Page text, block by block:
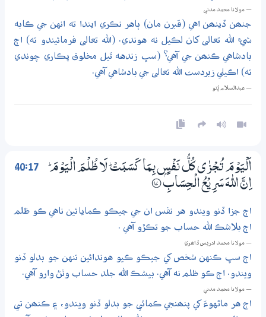
— مولانا محمد مدني
جنھن ڏينھن اهي (قبرن مان) ٻاهر نڪري ايندا ته انهن جي ڪابه
شيءِ الله تعالى کان لڪيل نه هوندي. (الله تعالى فرمائيندو ته) اڄ
بادشاهي ڪنھن جي آهي؟ (سڀ زندهه ٿيل مخلوق پڪاري چوندي
ته) اڪيلي زبردست الله تعالى جي بادشاهي آهي.
— عبدالسلام ڀُٽو
40:17
اَلْيَوْمَ تُـجْزٰى كُلُّ نَفْسٍۢ بِـمَا كَسَبَتْ ۭ لَا ظُلْمَ الْيَوْمَ ۭ
اِنَّ اللّٰهَ سَرِيْعُ الْـحِسَابِ
؀17
اڄ جزا ڏنو ويندو هر نفس ان جي جيڪو ڪمايائين ناهي ڪو ظلم
اڄ بلاشڪ الله حساب جو تڪڙو آهي .
— مولانا محمد ادريس ڏاھري
اڄ سڀ ڪنهن شخص کي جيڪو ڪيو هوندائين تنهن جو بدلو ڏنو
ويندو. اڄ ڪو ظلم نه آهي. بيشڪ الله جلد حساب وٺڻ وارو آهي.
— مولانا محمد مدني
اڄ هر ماڻهوءَ کي پنھنجي ڪمائي جو بدلو ڏنو ويندو، ۽ ڪنھن تي